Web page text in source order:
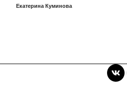
Екатерина Куминова